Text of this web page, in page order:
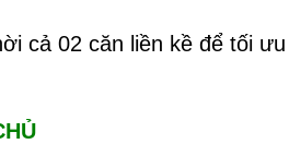
cả 02 căn liền kề để tối ưu